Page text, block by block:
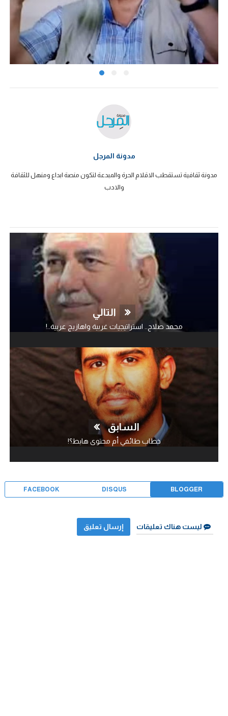
مدونة المرجل
مدونة ثقافية تستقطب الاقلام الحرة والمبدعة لتكون منصة ابداع ومنهل للثقافة
والادب
التالي
محمد صلاح.. استراتيجيات غربية واهازيج عربية..!
السابق
خطاب طائفي أم محتوى هابط؟!
BLOGGER
DISQUS
FACEBOOK
ليست هناك تعليقات إرسال تعليق